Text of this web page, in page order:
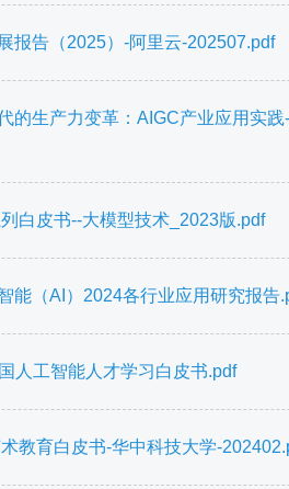
报告（2025）-阿里云-202507.pdf
的生产力变革：AIGC产业应用实践-
白皮书--大模型技术_2023版.pdf
能（AI）2024各行业应用研究报告
人工智能人才学习白皮书.pdf
教育白皮书-华中科技大学-